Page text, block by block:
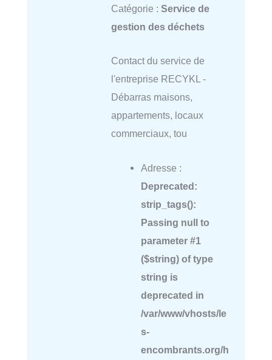
Catégorie : Service de
gestion des déchets
Contact du service de
l'entreprise RECYKL -
Débarras maisons,
appartements, locaux
commerciaux, tou
Adresse :
Deprecated:
strip_tags():
Passing null to
parameter #1
($string) of type
string is
deprecated in
/var/www/vhosts/le
s-
encombrants.org/h